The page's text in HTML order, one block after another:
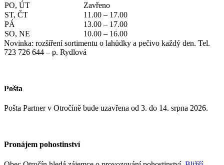
PO, ÚT
Zavřeno
ST, ČT
11.00 – 17.00
PÁ
13.00 – 17.00
SO, NE
10.00 – 16.00
Novinka: rozšíření sortimentu o lahůdky a pečivo každý den. Tel.
723 726 644 – p. Rydlová
Pošta
Pošta Partner v Otročíně bude uzavřena od 3. do 14. srpna 2026.
Pronájem pohostinství